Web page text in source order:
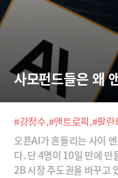
사모펀드들은 왜
#강정수,#앤트로픽,#팔란
오픈AI가 흔들리는 사이
다. 단 4명이 10일 만에
2B 시장 주도권을 바꾸고